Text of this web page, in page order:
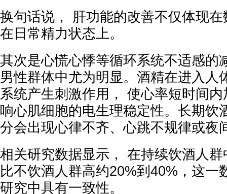
换句话说， 肝功能的改善不仅体现
在日常精力状态上。
其次是心慌心悸等循环系统不适感的
男性群体中尤为明显。酒精在进入人
系统产生刺激作用， 使心率短时间
响心肌细胞的电生理稳定性。长期饮
分会出现心律不齐、心跳不规律或夜
相关研究数据显示， 在持续饮酒人
比不饮酒人群高约20%到40%，这一
研究中具有一致性。